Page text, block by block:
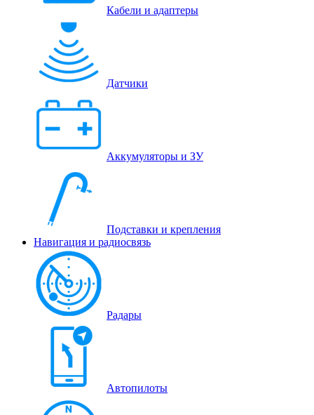
Кабели и адаптеры
Датчики
Аккумуляторы и ЗУ
Подставки и крепления
Навигация и радиосвязь
Радары
Автопилоты